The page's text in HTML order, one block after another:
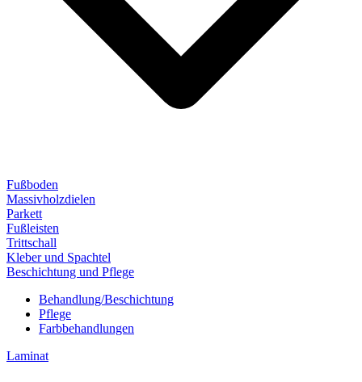
Fußboden
Massivholzdielen
Parkett
Fußleisten
Trittschall
Kleber und Spachtel
Beschichtung und Pflege
Behandlung/Beschichtung
Pflege
Farbbehandlungen
Laminat